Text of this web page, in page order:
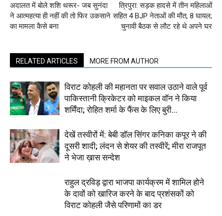
अदालत में बोले शशि थरूर- जब सुनंदा
ने आत्महत्या ही नहीं की तो फिर उकसाने
का मामला कैसे बना
त्रिपुरा: सड़क हादसे में तीन महिलाओं
सहित 4 BJP नेताओं की मौत, 8 घायल;
चुनावी बैठक से लौट रहे थे अपने घर
RELATED ARTICLES MORE FROM AUTHOR
विराट कोहली की महानता पर सवाल उठाने वाले पूर्व
पाकिस्तानी क्रिकेटर को माइकल वॉन ने किया
शर्मिंदा; रोहित शर्मा के फैंस के लिए बुरी...
देखें तस्वीरों में: बेबी डॉल सिंगर कनिका कपूर ने की
दूसरी शादी; लंदन से शेयर की तस्वीरें; मीरा राजपूत
ने भेजा ख़ास सन्देश
राहुल द्रविड़ द्वारा भाजपा कार्यक्रम में शामिल होने
के दावों को खारिज करने के बाद प्रशंसकों को
विराट कोहली जैसे परिणामों का डर